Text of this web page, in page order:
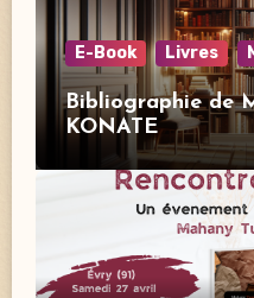
E-Book Livres
Bibliographie de
KONATE